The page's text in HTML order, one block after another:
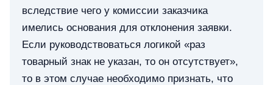
вследствие чего у комиссии заказчика
имелись основания для отклонения заявки.
Если руководствоваться логикой «раз
товарный знак не указан, то он отсутствует»,
то в этом случае необходимо признать, что